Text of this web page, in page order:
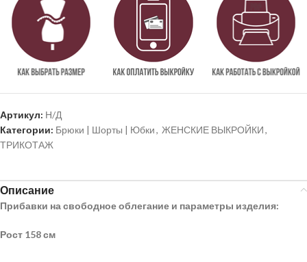
Артикул: Н/Д
Категории: Брюки | Шорты | Юбки, ЖЕНСКИЕ ВЫКРОЙКИ,
ТРИКОТАЖ
Описание
Прибавки на свободное облегание и параметры изделия:
Рост 158 см